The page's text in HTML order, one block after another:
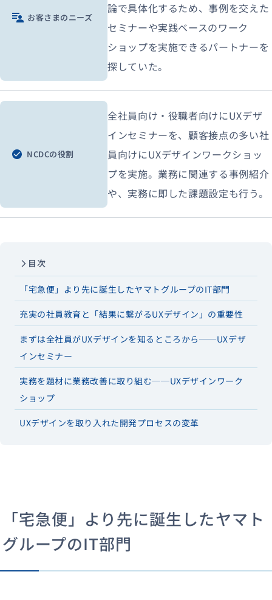
お客さまのニーズ
論で具体化するため、事例を交えた
セミナーや実践ベースのワーク
ショップを実施できるパートナーを
探していた。
NCDCの役割
全社員向け・役職者向けにUXデザ
インセミナーを、顧客接点の多い社
員向けにUXデザインワークショッ
プを実施。業務に関連する事例紹介
や、実務に即した課題設定も行う。
目次
「宅急便」より先に誕生したヤマトグループのIT部門
充実の社員教育と「結果に繋がるUXデザイン」の重要性
まずは全社員がUXデザインを知るところから──UXデザ
インセミナー
実務を題材に業務改善に取り組む──UXデザインワーク
ショップ
UXデザインを取り入れた開発プロセスの変革
「宅急便」より先に誕生したヤマト
グループのIT部門